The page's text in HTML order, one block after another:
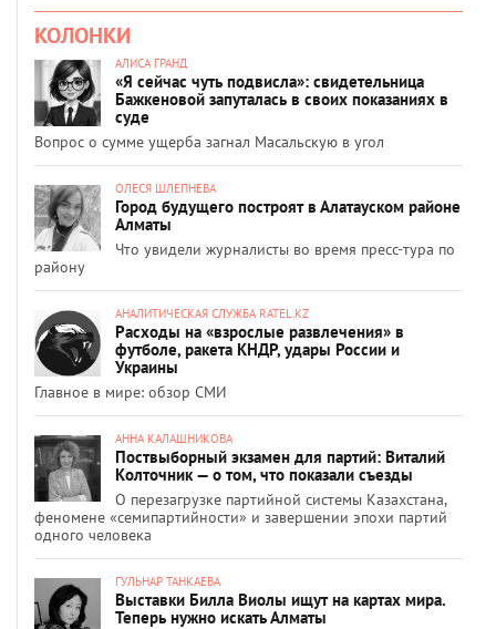
КОЛОНКИ
АЛИСА ГРАНД
«Я сейчас чуть подвисла»: свидетельница
Бажкеновой запуталась в своих показаниях в
суде
Вопрос о сумме ущерба загнал Масальскую в угол
ОЛЕСЯ ШЛЕПНЕВА
Город будущего построят в Алатауском районе
Алматы
Что увидели журналисты во время пресс-тура по
району
АНАЛИТИЧЕСКАЯ СЛУЖБА RATEL.KZ
Расходы на «взрослые развлечения» в
футболе, ракета КНДР, удары России и
Украины
Главное в мире: обзор СМИ
АННА КАЛАШНИКОВА
Поствыборный экзамен для партий: Виталий
Колточник — о том, что показали съезды
О перезагрузке партийной системы Казахстана,
феномене «семипартийности» и завершении эпохи партий
одного человека
ГУЛЬНАР ТАНКАЕВА
Выставки Билла Виолы ищут на картах мира.
Теперь нужно искать Алматы